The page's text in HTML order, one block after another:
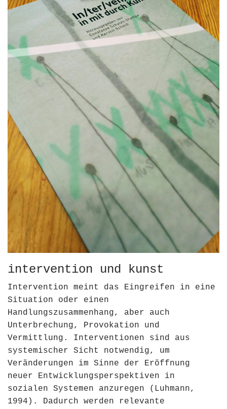
intervention und kunst
Intervention meint das Eingreifen in eine
Situation oder einen
Handlungszusammenhang, aber auch
Unterbrechung, Provokation und
Vermittlung. Interventionen sind aus
systemischer Sicht notwendig, um
Veränderungen im Sinne der Eröffnung
neuer Entwicklungsperspektiven in
sozialen Systemen anzuregen (Luhmann,
1994). Dadurch werden relevante